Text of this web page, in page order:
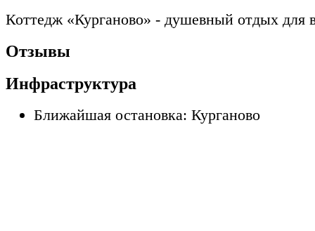
Коттедж «Курганово» - душевный отдых для
Отзывы
Инфраструктура
Ближайшая остановка: Курганово